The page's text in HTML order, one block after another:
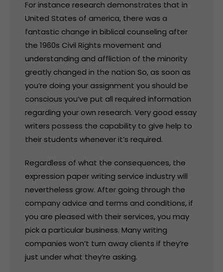
For instance research demonstrates that in
United States of america, there was a
fantastic change in biblical counseling after
the 1960s Civil Rights movement and
understanding and affliction of the minority
greatly changed in the nation So, as soon as
you’re doing your assignment you should be
conscious you’ve put all required information
regarding your own research. Very good essay
writers possess the capability to give help to
their students whenever it’s required.
Regardless of what the consequences, the
expression paper writing service industry will
nevertheless grow. After going through the
company advice and terms and conditions, if
you are pleased with their services, you may
pick a particular business. Many writing
companies won’t turn away clients if they’re
just under what they’re asking.